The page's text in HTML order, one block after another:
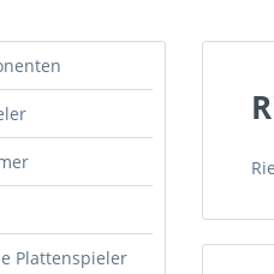
Plattenspieler